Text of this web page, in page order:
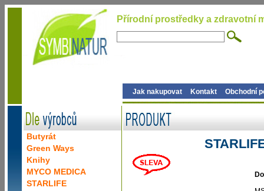
Přírodní prostředky a zdravotní
Jak nakupovat Kontakt Obchodní
Butyrát
Green Ways
Knihy
MYCO MEDICA
STARLIFE